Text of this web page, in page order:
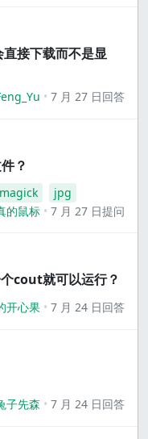
接下载而不是显
7 月 27 日回答
？
jpg
的鼠标
7 月 27 日提问
cout就可以运行？
开心果 7 月 24 日回答
子先森 7 月 24 日回答